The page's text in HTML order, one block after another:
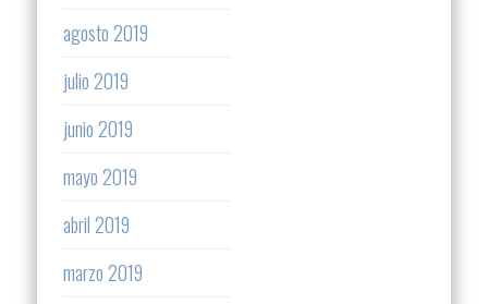
agosto 2019
julio 2019
junio 2019
mayo 2019
abril 2019
marzo 2019